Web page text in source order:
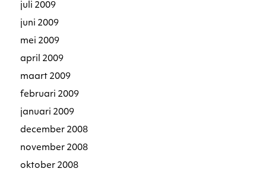
juli 2009
juni 2009
mei 2009
april 2009
maart 2009
februari 2009
januari 2009
december 2008
november 2008
oktober 2008